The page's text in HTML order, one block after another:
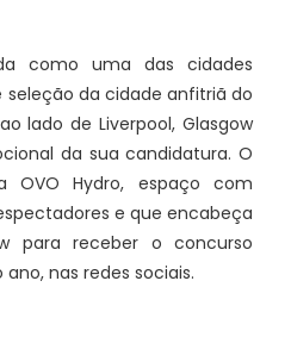
como uma das cidades
seleção da cidade anfitriã do
lado de Liverpool, Glasgow
da sua candidatura. O
OVO Hydro, espaço com
e que encabeça
para receber o concurso
nas redes sociais.